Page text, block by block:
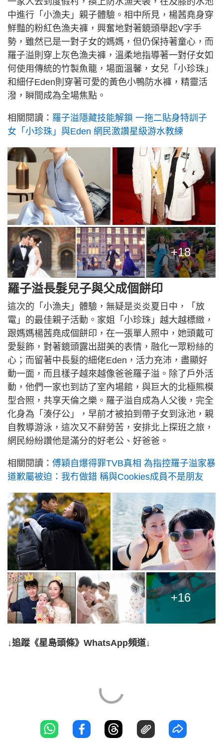
中進行「小漁夫」親子體驗。相中所見，楊茜堯身穿
鮮豔的粉紅色漁夫褲，興奮地對著鏡頭舉起V字手
勢，雖然已是一對子女的媽媽，但仍保持著童心，而
羅子溢則穿上灰色漁夫褲，溫柔地指導著一對仔女如
何使用傳統的竹製魚籠，場面溫馨，女兒「小珍珠」
和細仔Eden則穿著可愛的黃色小鴨防水褲，精靈活
潑，瞬間成為全場焦點。
相關閱讀： 羅子溢隱藏技能解鎖 一拖二貼身特訓子
女「小珍珠」與Eden 網民激讚星級游水教練
+18
羅子溢長髮兒子與父成個餅印
這次的「小漁夫」體驗，無疑是炎炎夏日中，「放
電」的最佳親子活動。家姐「小珍珠」越大越標緻，
跟媽媽楊茜堯成個餅印，在一張單人照中，她頭戴可
愛髮飾，對著鏡頭露出甜美的表情，融化一眾粉絲的
心；而留著中長髮的細佬Eden，活力充沛，盡顯好
動一面，而且樣子越來越像爸爸羅子溢。除了戶外活
動，他們一家也到訪了室內場館，與巨大的北極熊模
型合照，共享天倫之樂。羅子溢自成為人父後，完全
化身為「湊仔公」，早前才被拍到帶子女到泳池，親
自教導游泳，這次又不辭勞苦，安排北上探班之旅，
網民紛紛讚他是滿分的好老公、好爸爸。
相關閱讀： 傅穎自爆得罪TVB真相 為指控羅子溢家暴
道歉屬被迫：我冇做錯 稱與Cookies成員不是朋友
+16
↓追蹤《星島頭條》WhatsApp頻道↓